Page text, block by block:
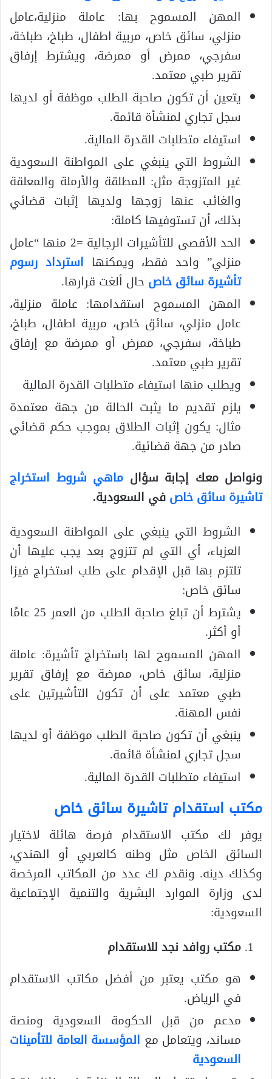
المهن المسموح بها: عاملة منزلية،عامل
منزلي، سائق خاص، مربية اطفال، طباخ، طباخة،
سفرجي، ممرض أو ممرضة، ويشترط إرفاق
تقرير طبي معتمد.
يتعين أن تكون صاحبة الطلب موظفة أو لديها
سجل تجاري لمنشأة قائمة.
استيفاء متطلبات القدرة المالية.
الشروط التي ينبغي على المواطنة السعودية
غير المتزوجة مثل: المطلقة والأرملة والمعلقة
والغائب عنها زوجها ولديها إثبات قضائي
بذلك، أن تستوفيها كاملة:
الحد الأقصى للتأشيرات الرجالية =2 منها “عامل
منزلي” واحد فقط، ويمكنها استرداد رسوم
تأشيرة سائق خاص حال ألغت قرارها.
المهن المسموح استقدامها: عاملة منزلية،
عامل منزلي، سائق خاص، مربية اطفال، طباخ،
طباخة، سفرجي، ممرض أو ممرضة مع إرفاق
تقرير طبي معتمد.
ويطلب منها استيفاء متطلبات القدرة المالية
يلزم تقديم ما يثبت الحالة من جهة معتمدة
مثال: يكون إثبات الطلاق بموجب حكم قضائي
صادر من جهة قضائية.
ونواصل معك إجابة سؤال ماهي شروط استخراج
تاشيرة سائق خاصفي السعودية.
الشروط التي ينبغي على المواطنة السعودية
العزباء، أي التي لم تتزوج بعد يجب عليها أن
تلتزم بها قبل الإقدام على طلب استخراج فيزا
سائق خاص:
يشترط أن تبلغ صاحبة الطلب من العمر 25 عامًا
أو أكثر.
المهن المسموح لها باستخراج تأشيرة: عاملة
منزلية، سائق خاص، ممرضة مع إرفاق تقرير
طبي معتمد على أن تكون التأشيرتين على
نفس المهنة.
ينبغي أن تكون صاحبة الطلب موظفة أو لديها
سجل تجاري لمنشأة قائمة.
استيفاء متطلبات القدرة المالية.
مكتب استقدام تاشيرة سائق خاص
يوفر لك مكتب الاستقدام فرصة هائلة لاختيار
السائق الخاص مثل وطنه كالعربي أو الهندي،
وكذلك دينه. ونقدم لك عدد من المكاتب المرخصة
لدى وزارة الموارد البشرية والتنمية الإجتماعية
السعودية:
مكتب روافد نجد للاستقدام
هو مكتب يعتبر من أفضل مكاتب الاستقدام
في الرياض.
مدعم من قبل الحكومة السعودية ومنصة
مساند، ويتعامل مع المؤسسة العامة للتأمينات
السعودية